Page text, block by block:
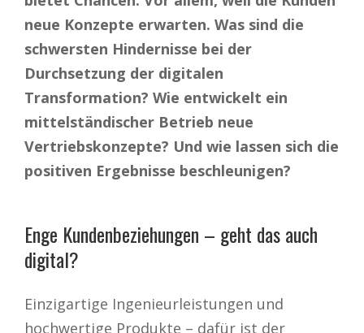
neue Konzepte erwarten. Was sind die
schwersten Hindernisse bei der
Durchsetzung der digitalen
Transformation? Wie entwickelt ein
mittelständischer Betrieb neue
Vertriebskonzepte? Und wie lassen sich die
positiven Ergebnisse beschleunigen?
Enge Kundenbeziehungen – geht das auch
digital?
Einzigartige Ingenieurleistungen und
hochwertige Produkte – dafür ist der